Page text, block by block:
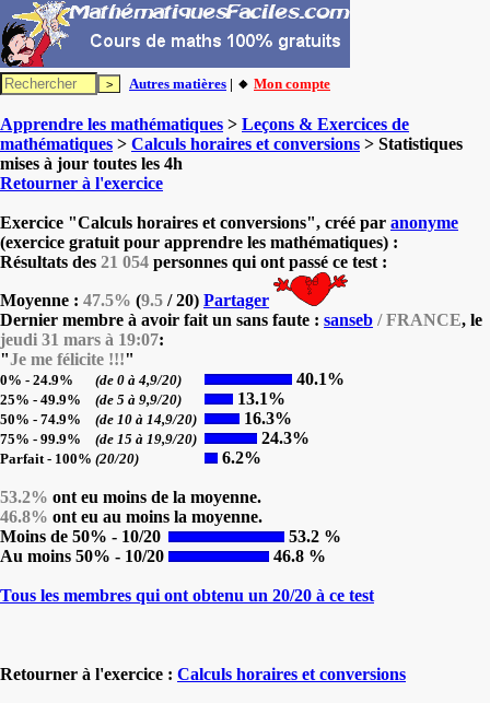
Autres matières | 🔸 Mon compte
Apprendre les mathématiques > Leçons & Exercices de
mathématiques > Calculs horaires et conversions > Statistiques
mises à jour toutes les 4h
Retourner à l'exercice
Exercice "Calculs horaires et conversions", créé par anonyme
(exercice gratuit pour apprendre les mathématiques) :
Résultats des 21 054 personnes qui ont passé ce test :
Moyenne : 47.5% (9.5 / 20) Partager
Dernier membre à avoir fait un sans faute : sanseb / FRANCE, le
jeudi 31 mars à 19:07:
"Je me félicite !!!"
0% - 24.9% (de 0 à 4,9/20) 40.1%
25% - 49.9% (de 5 à 9,9/20) 13.1%
50% - 74.9% (de 10 à 14,9/20) 16.3%
75% - 99.9% (de 15 à 19,9/20) 24.3%
Parfait - 100% (20/20) 6.2%
53.2% ont eu moins de la moyenne.
46.8% ont eu au moins la moyenne.
Moins de 50% - 10/20
53.2 %
Au moins 50% - 10/20
46.8 %
Tous les membres qui ont obtenu un 20/20 à ce test
Retourner à l'exercice : Calculs horaires et conversions